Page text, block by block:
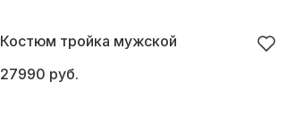
Костюм тройка мужской
27990 руб.